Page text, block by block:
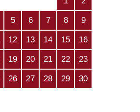
5 6 7 8 9
12 13 14 15 16
19 20 21 22 23
26 27 28 29 30